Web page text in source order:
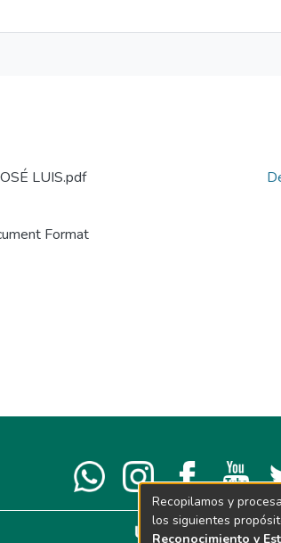
LUIS.pdf
Format
Recopilamos y
los siguientes
Reconocimiento y